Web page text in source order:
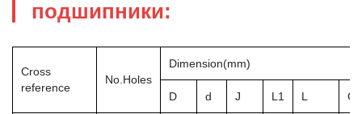
подшипники:
Cross
reference
No.Holes
Dimension(mm)
D d J L1 L Gf